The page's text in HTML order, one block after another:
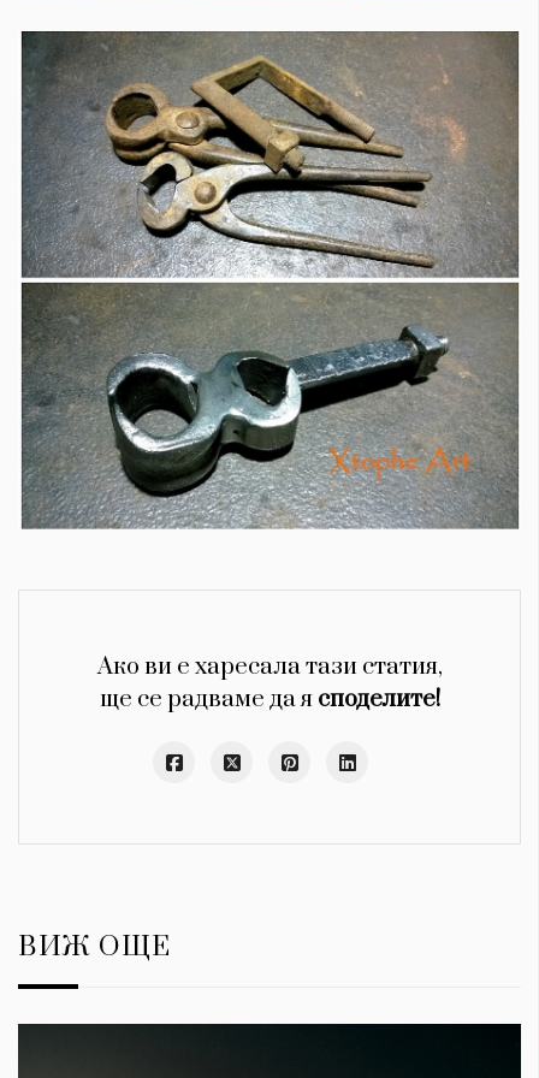
Ако ви е харесала тази статия,
ще се радваме да я споделите!
ВИЖ ОЩЕ